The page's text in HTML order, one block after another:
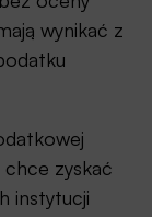
wynikać z
zyskać
instytucji